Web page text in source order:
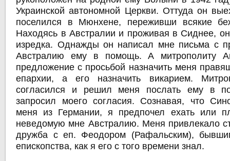
Украинской автономной Церкви. Оттуда он
поселился в Мюнхене, переживши всякие
Находясь в Австралии и проживая в Сиднее,
изредка. Однажды он написал мне письма с
Австралию ему в помощь. А митрополиту
предложение с просьбой назначить меня
епархии, а его назначить викарием.
согласился и решил меня послать ему в
запросил моего согласия. Сознавая, что
меня из Германии, я предпочел ехать или
неведомую мне Австралию. Меня привлекало
дружба с еп. Феодором (Рафальским),
епископства, как я его с того времени знал.